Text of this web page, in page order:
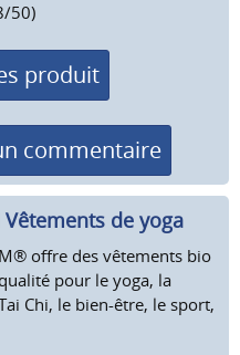
50)
produit
commentaire
de yoga
offre des vêtements bio
pour le yoga, la
Chi, le bien-être, le sport,